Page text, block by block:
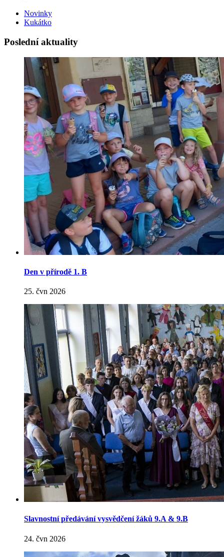
Novinky
Kukátko
Poslední aktuality
Den v přírodě 1. B
25. čvn 2026
Slavnostní předávání vysvědčení žáků 9.A & 9.B
24. čvn 2026